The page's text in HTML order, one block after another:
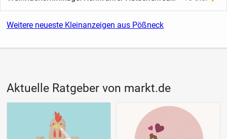
Weitere neueste Kleinanzeigen aus Pößneck
Aktuelle Ratgeber von markt.de